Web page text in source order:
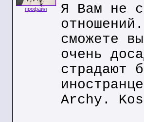
профайл
Я Вам не
сможете
очень
страдают
Archy.